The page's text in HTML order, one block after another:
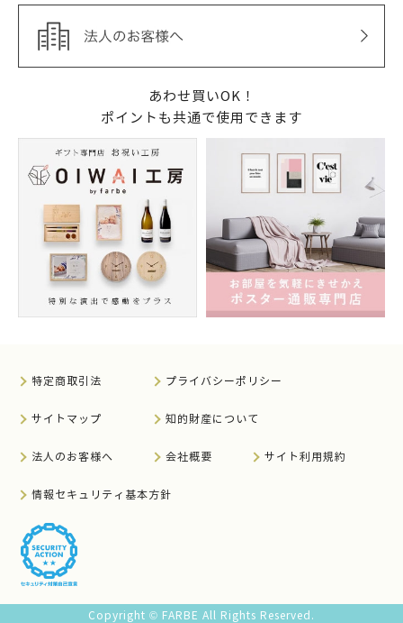
あわせ買いOK！
ポイントも共通で使用できます
特定商取引法 プライバシーポリシー
サイトマップ 知的財産について
法人のお客様へ 会社概要 サイト利用規約
情報セキュリティ基本方針
Copyright © FARBE All Rights Reserved.